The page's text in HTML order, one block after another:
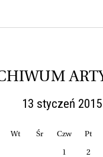
13 styczeń 2015
Wt Śr Czw Pt
1 2